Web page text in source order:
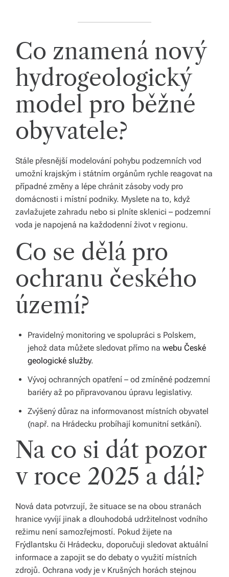
Co znamená nový
hydrogeologický
model pro běžné
obyvatele?
Stále přesnější modelování pohybu podzemních vod
umožní krajským i státním orgánům rychle reagovat na
případné změny a lépe chránit zásoby vody pro
domácnosti i místní podniky. Myslete na to, když
zavlažujete zahradu nebo si plníte sklenici – podzemní
voda je napojená na každodenní život v regionu.
Co se dělá pro
ochranu českého
území?
Pravidelný monitoring ve spolupráci s Polskem,
jehož data můžete sledovat přímo na webu České
geologické služby.
Vývoj ochranných opatření – od zmíněné podzemní
bariéry až po připravovanou úpravu legislativy.
Zvýšený důraz na informovanost místních obyvatel
(např. na Hrádecku probíhají komunitní setkání).
Na co si dát pozor
v roce 2025 a dál?
Nová data potvrzují, že situace se na obou stranách
hranice vyvíjí jinak a dlouhodobá udržitelnost vodního
režimu není samozřejmostí. Pokud žijete na
Frýdlantsku či Hrádecku, doporučuji sledovat aktuální
informace a zapojit se do debaty o využití místních
zdrojů. Ochrana vody je v Krušných horách stejnou